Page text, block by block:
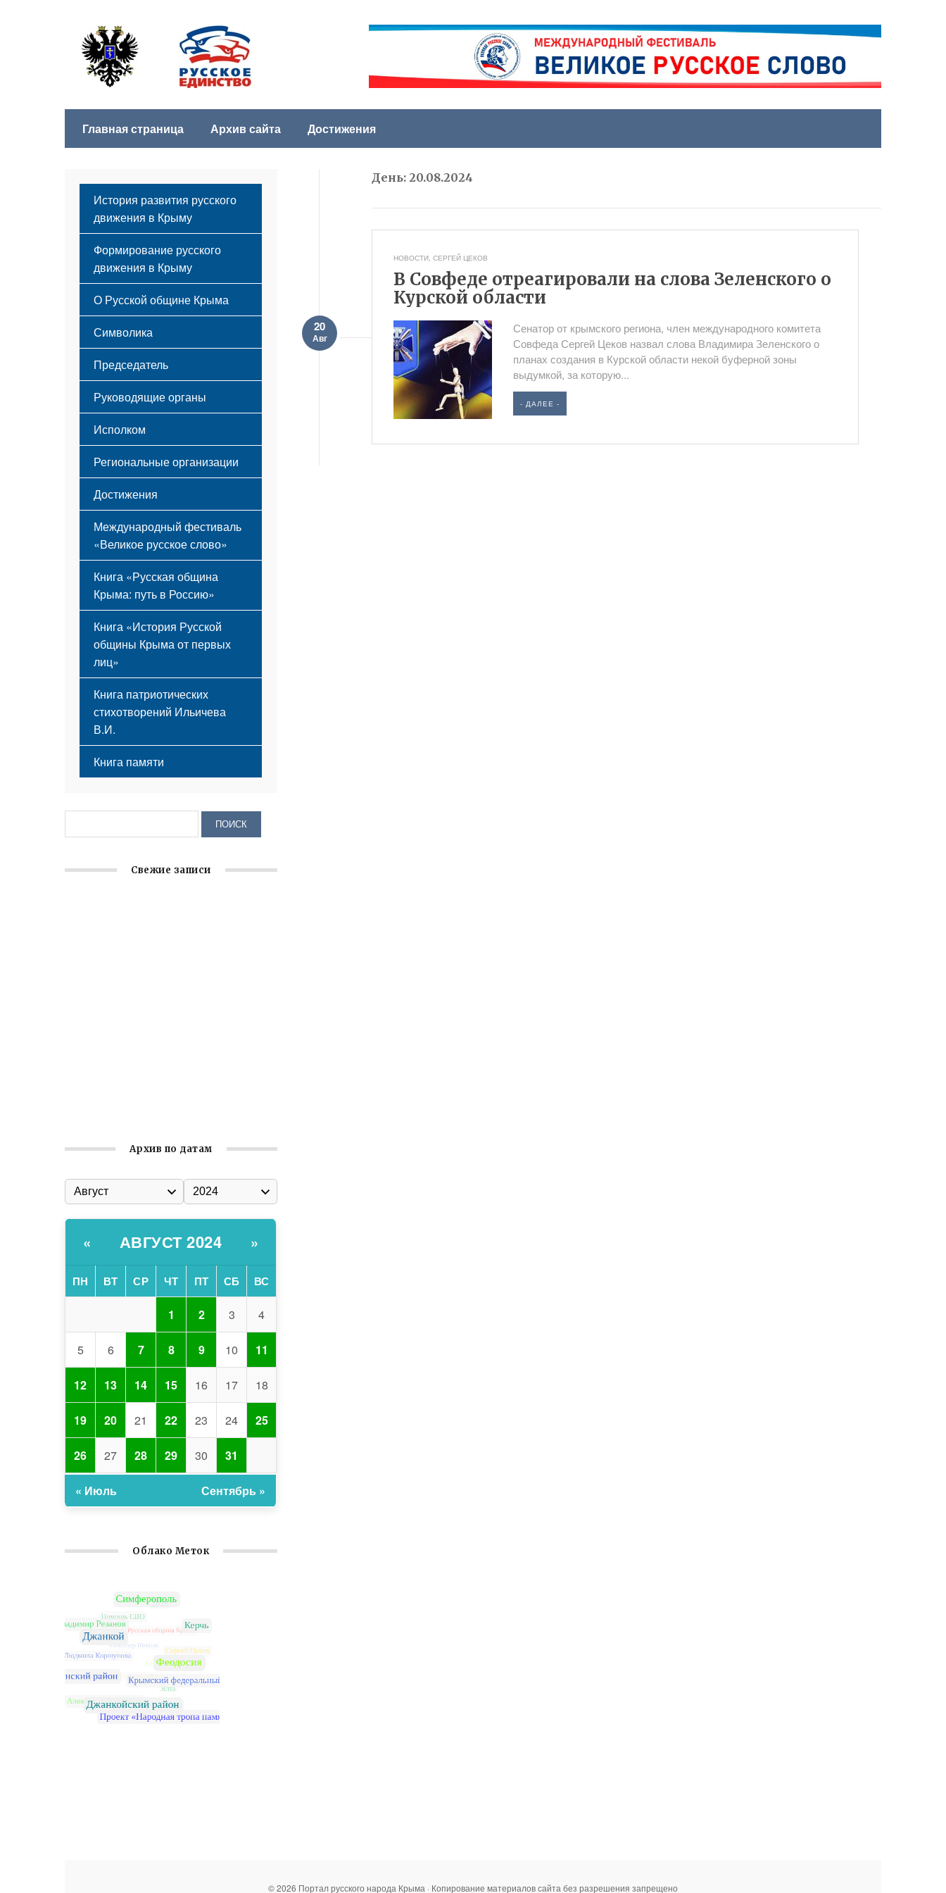
Главная страница Архив сайта Достижения
День:20.08.2024
НОВОСТИ,СЕРГЕЙ ЦЕКОВ
В Совфеде отреагировали на слова Зеленского о
Курской области
20
Авг
Сенатор от крымского региона, член международного комитета
Совфеда Сергей Цеков назвал слова Владимира Зеленского о
планах создания в Курской области некой буферной зоны
выдумкой, за которую...
- ДАЛЕЕ -
История развития русского
движения в Крыму
Формирование русского
движения в Крыму
Русский Крым
О Русской общине Крыма
Этапы становления
Принципы деятельности
Структура
Мероприятия
Символика
Флаг
Герб
Гимн
Председатель
Руководящие органы
Исполком
Региональные организации
Достижения
Международный фестиваль
«Великое русское слово»
Книга «Русская община
Крыма: путь в Россию»
Книга «История Русской
общины Крыма от первых
лиц»
Книга патриотических
стихотворений Ильичева
В.И.
Книга памяти
Свежие записи
Архив по датам
« АВГУСТ 2024 »
ПН ВТ СР ЧТ ПТ СБ ВС
1 2 3 4
5 6 7 8 9 10 11
12 13 14 15 16 17 18
19 20 21 22 23 24 25
26 27 28 29 30 31
« Июль Сентябрь »
Облако Меток
© 2026 Портал русского народа Крыма · Копирование материалов сайта без разрешения запрещено